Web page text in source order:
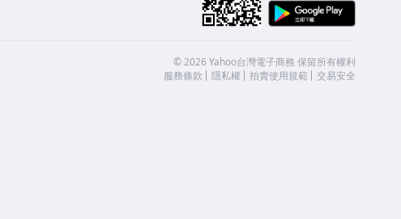
©2026 Yahoo台灣電子商務 保留所有權利
服務條款
隱私權 拍賣使用規範 交易安全